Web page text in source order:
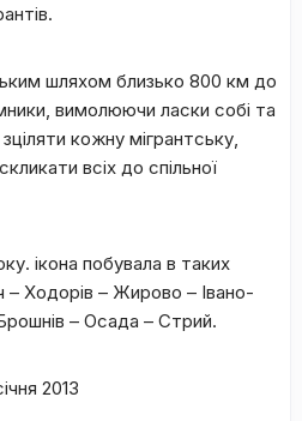
шляхом близько 800 км до
вимолюючи ласки собі та
зціляти кожну мігрантську,
всіх до спільної
ікона побувала в таких
– Ходорів – Жирово – Івано-
– Осада – Стрий.
2013